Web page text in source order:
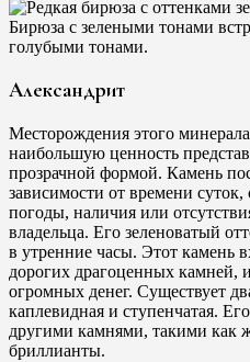
Бирюза с зелеными тонами
голубыми тонами.
Александрит
Месторождения этого
наибольшую ценность
прозрачной формой. Камень
зависимости от времени
погоды, наличия или
владельца. Его зеленоватый
в утренние часы. Этот камень
дорогих драгоценных камней,
огромных денег. Существует
каплевидная и ступенчатая.
другими камнями, такими как
бриллианты.